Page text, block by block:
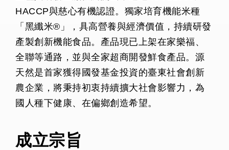
HACCP與慈心有機認證。獨家培育機能米種
「黑纖米®」，具高營養與經濟價值，持續研發
產製創新機能食品。產品現已上架在家樂福、
全聯等通路，並與全家超商開發鮮食產品。源
天然是首家獲得國發基金投資的臺東社會創新
農企業，將秉持初衷持續擴大社會影響力，為
國人種下健康、在偏鄉創造希望。
成立宗旨